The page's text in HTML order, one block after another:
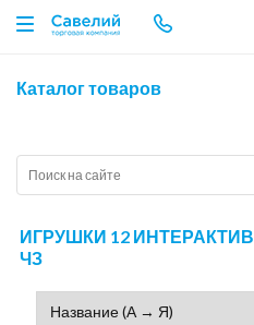
Каталог товаров
ИГРУШКИ 12
ЧЗ